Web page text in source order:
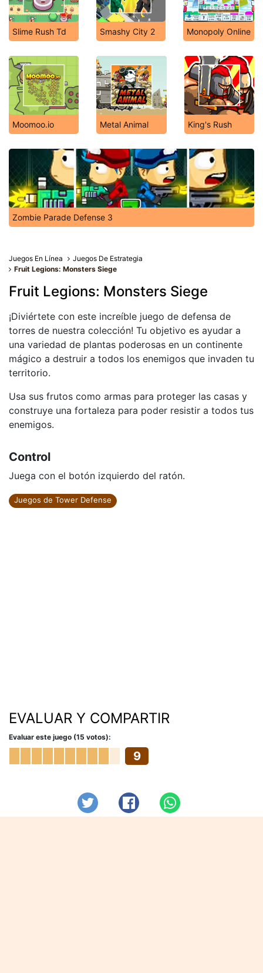
Slime Rush Td Smashy City 2 Monopoly Online
Moomoo.io Metal Animal King's Rush
Zombie Parade Defense 3
Juegos En Línea
Juegos De Estrategia
Fruit Legions: Monsters Siege
Fruit Legions: Monsters Siege
¡Diviértete con este increíble juego de defensa de
torres de nuestra colección! Tu objetivo es ayudar a
una variedad de plantas poderosas en un continente
mágico a destruir a todos los enemigos que invaden tu
territorio.
Usa sus frutos como armas para proteger las casas y
construye una fortaleza para poder resistir a todos tus
enemigos.
Control
Juega con el botón izquierdo del ratón.
Juegos de Tower Defense
EVALUAR Y COMPARTIR
Evaluar este juego (15 votos):
9